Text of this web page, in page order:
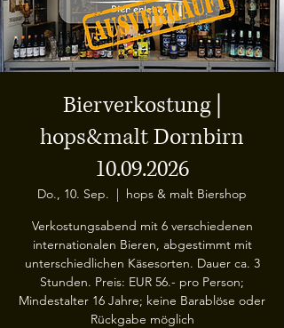
Bierverkostung |
hops&malt Dornbirn
10.09.2026
Do., 10. Sep.
  |
hops & malt Biershop
Verkostungsabend mit 6 verschiedenen
internationalen Bieren, abgestimmt mit
unterschiedlichen Käsesorten. Dauer ca. 3
Stunden. Preis: EUR 56.- pro Person;
Mindestalter 16 Jahre; keine Barablöse oder
Rückgabe möglich